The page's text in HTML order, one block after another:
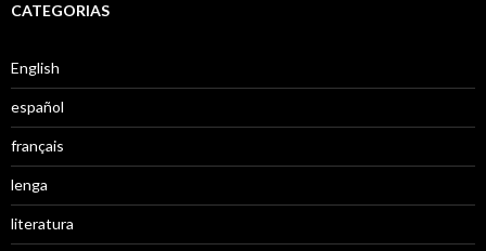
CATEGORIAS
English
español
français
lenga
literatura